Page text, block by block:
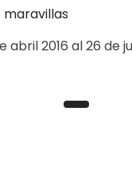
abril 2016 al 26 de